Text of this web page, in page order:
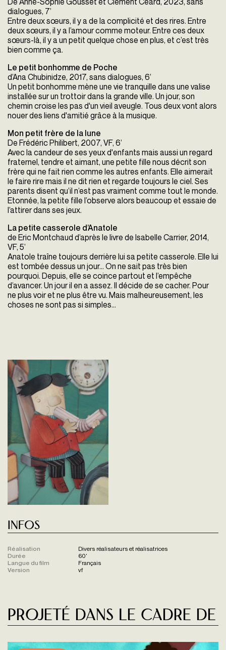
dialogues, 7’
Entre deux sœurs, il y a de la complicité et des rires. Entre
deux sœurs, il y a l’amour comme moteur. Entre ces deux
sœurs-là, il y a un petit quelque chose en plus, et c’est très
bien comme ça.
Le petit bonhomme de Poche
d’Ana Chubinidze, 2017, sans dialogues, 6’
Un petit bonhomme mène une vie tranquille dans une valise
installée sur un trottoir dans la grande ville. Un jour, son
chemin croise les pas d'un vieil aveugle. Tous deux vont alors
nouer des liens d'amitié grâce à la musique.
Mon petit frère de la lune
De Frédéric Philibert, 2007, VF, 6’
Avec la candeur de ses yeux d'enfants mais aussi un regard
fraternel, tendre et aimant, une petite fille nous décrit son
frère qui ne fait rien comme les autres enfants. Elle aimerait
le faire rire mais il ne dit rien et regarde toujours le ciel. Ses
parents disent qu’il n’est pas vraiment comme tout le monde.
Etonnée, la petite fille l’observe alors beaucoup et essaie de
l’attirer dans ses jeux.
La petite casserole d’Anatole
de Eric Montchaud d’après le livre de Isabelle Carrier, 2014,
VF, 5’
Anatole traîne toujours derrière lui sa petite casserole. Elle lui
est tombée dessus un jour… On ne sait pas très bien
pourquoi. Depuis, elle se coince partout et l’empêche
d’avancer. Un jour il en a assez. Il décide de se cacher. Pour
ne plus voir et ne plus être vu. Mais malheureusement, les
choses ne sont pas si simples…
Infos
Réalisation
Divers réalisateurs et réalisatrices
Durée
60'
Langue du film
Français
Version
vf
Projeté dans le cadre de